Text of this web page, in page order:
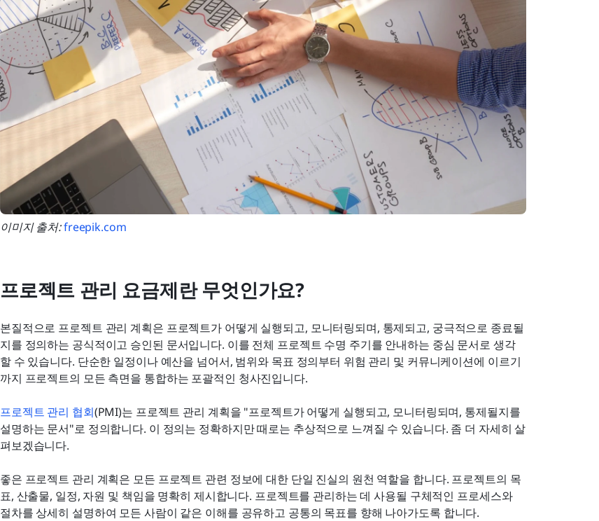
이미지 출처: freepik.com
프로젝트 관리 요금제란 무엇인가요?
본질적으로 프로젝트 관리 계획은 프로젝트가 어떻게 실행되고, 모니터링되며, 통제되고, 궁극적으로 종료될
지를 정의하는 공식적이고 승인된 문서입니다. 이를 전체 프로젝트 수명 주기를 안내하는 중심 문서로 생각
할 수 있습니다. 단순한 일정이나 예산을 넘어서, 범위와 목표 정의부터 위험 관리 및 커뮤니케이션에 이르기
까지 프로젝트의 모든 측면을 통합하는 포괄적인 청사진입니다.
프로젝트 관리 협회(PMI)는 프로젝트 관리 계획을 "프로젝트가 어떻게 실행되고, 모니터링되며, 통제될지를
설명하는 문서"로 정의합니다. 이 정의는 정확하지만 때로는 추상적으로 느껴질 수 있습니다. 좀 더 자세히 살
펴보겠습니다.
좋은 프로젝트 관리 계획은 모든 프로젝트 관련 정보에 대한 단일 진실의 원천 역할을 합니다. 프로젝트의 목
표, 산출물, 일정, 자원 및 책임을 명확히 제시합니다. 프로젝트를 관리하는 데 사용될 구체적인 프로세스와
절차를 상세히 설명하여 모든 사람이 같은 이해를 공유하고 공통의 목표를 향해 나아가도록 합니다.